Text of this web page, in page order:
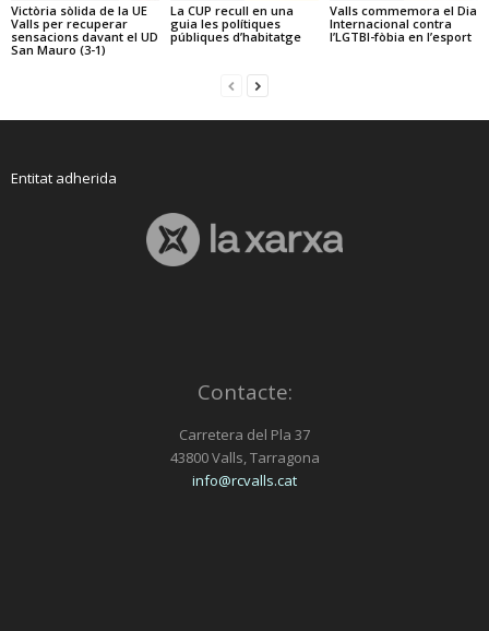
Victòria sòlida de la UE
Valls per recuperar
sensacions davant el UD
San Mauro (3-1)
La CUP recull en una
guia les polítiques
públiques d’habitatge
Valls commemora el Dia
Internacional contra
l’LGTBI-fòbia en l’esport
Entitat adherida
Contacte:
Carretera del Pla 37
43800 Valls, Tarragona
info@rcvalls.cat